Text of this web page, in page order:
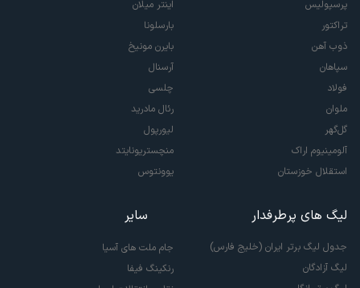
پرسپولیس
تراکتور
ذوب آهن
سپاهان
فولاد
ملوان
گل‌گهر
آلومینیوم اراک
استقلال خوزستان
اینتر میلان
بارسلونا
بایرن مونیخ
آرسنال
چلسی
رئال مادرید
لیورپول
منچستریونایتد
یوونتوس
لیگ های پرطرفدار
جدول لیگ برتر ایران (خلیج فارس)
لیگ آزادگان
سایر
جام ملت های آسیا
رنکینگ فیفا